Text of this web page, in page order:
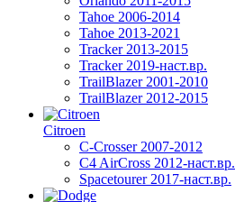
Tahoe 2006-2014
Tahoe 2013-2021
Tracker 2013-2015
Tracker 2019-наст.вр.
TrailBlazer 2001-2010
TrailBlazer 2012-2015
Citroen
C-Crosser 2007-2012
C4 AirCross 2012-наст.вр.
Spacetourer 2017-наст.вр.